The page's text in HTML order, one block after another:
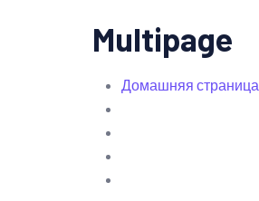
Multipage
Домашняя страница